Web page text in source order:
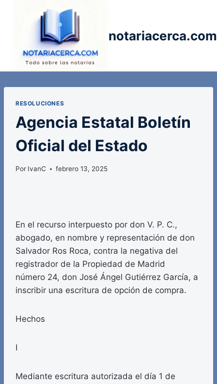
notariacerca.com
RESOLUCIONES
Agencia Estatal Boletín
Oficial del Estado
Por IvanC febrero 13, 2025
En el recurso interpuesto por don V. P. C.,
abogado, en nombre y representación de don
Salvador Ros Roca, contra la negativa del
registrador de la Propiedad de Madrid
número 24, don José Ángel Gutiérrez García, a
inscribir una escritura de opción de compra.
Hechos
I
Mediante escritura autorizada el día 1 de